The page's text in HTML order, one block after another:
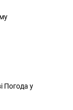
Погода у